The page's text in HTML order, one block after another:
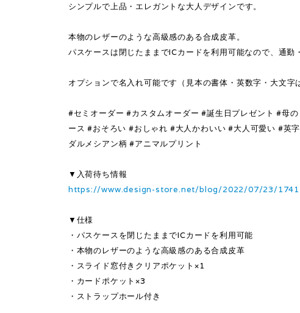
シンプルで上品・エレガントな大人デザインです。
本物のレザーのような高級感のある合成皮革。
パスケースは閉じたままでICカードを利用可能なので、通勤
オプションで名入れ可能です（見本の書体・英数字・大文字
#セミオーダー #カスタムオーダー #誕生日プレゼント #母
ース #おそろい #おしゃれ #大人かわいい #大人可愛い #英
ダルメシアン柄 #アニマルプリント
▼入荷待ち情報
https://www.design-store.net/blog/2022/07/23/
▼仕様
・パスケースを閉じたままでICカードを利用可能
・本物のレザーのような高級感のある合成皮革
・スライド窓付きクリアポケット×1
・カードポケット×3
・ストラップホール付き